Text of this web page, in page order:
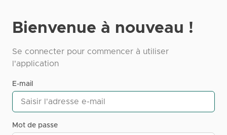
Bienvenue à nouveau !
Se connecter pour commencer à utiliser
l'application
E-mail
Mot de passe